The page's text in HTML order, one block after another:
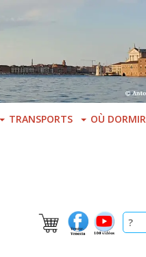
TRANSPORTS OÙ DORMIR